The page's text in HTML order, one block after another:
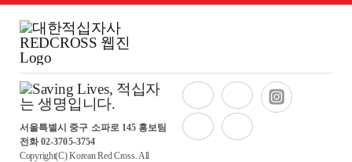
서울특별시 중구 소파로 145 홍보팀
전화 02-3705-3754
Copyright(C) Korean Red Cross. All